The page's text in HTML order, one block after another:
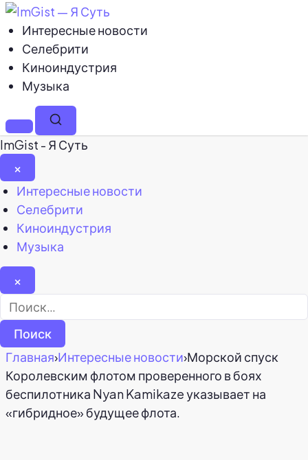
Интересные новости
Селебрити
Киноиндустрия
Музыка
МенюПоиск
ImGist - Я Суть
×
Закрыть
меню
Интересные новости
Селебрити
Киноиндустрия
Музыка
×
Найти:
Главная›Интересные новости›Морской спуск
Королевским флотом проверенного в боях
беспилотника Nyan Kamikaze указывает на
«гибридное» будущее флота.